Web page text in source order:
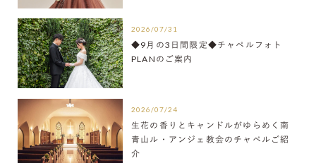
2026/07/31
◆9月の3日間限定◆チャペルフォト
PLANのご案内
2026/07/24
生花の香りとキャンドルがゆらめく南
青山ル・アンジェ教会のチャペルご紹
介